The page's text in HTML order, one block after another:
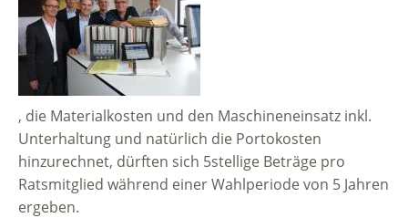
, die Materialkosten und den Maschineneinsatz inkl.
Unterhaltung und natürlich die Portokosten
hinzurechnet, dürften sich 5stellige Beträge pro
Ratsmitglied während einer Wahlperiode von 5 Jahren
ergeben.